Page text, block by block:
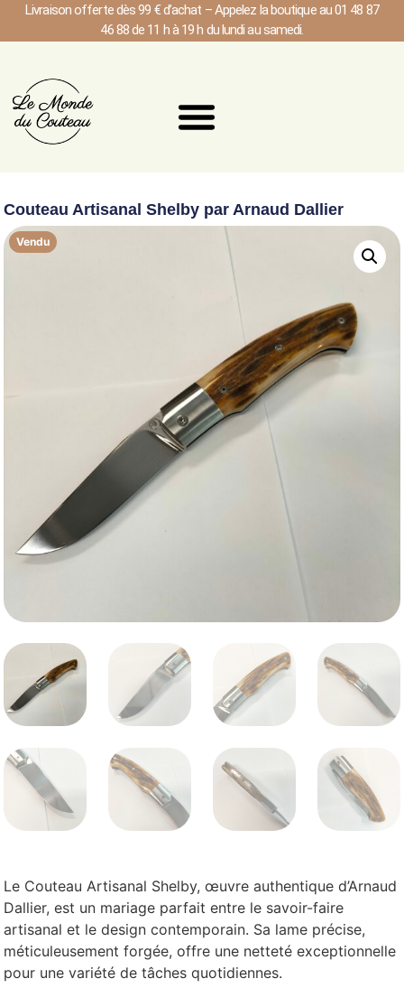
Livraison offerte dès 99 € d’achat – Appelez la boutique au 01 48 87
46 88 de 11 h à 19 h du lundi au samedi.
Couteau Artisanal Shelby par Arnaud Dallier
Vendu
Le Couteau Artisanal Shelby, œuvre authentique d’Arnaud
Dallier, est un mariage parfait entre le savoir-faire
artisanal et le design contemporain. Sa lame précise,
méticuleusement forgée, offre une netteté exceptionnelle
pour une variété de tâches quotidiennes.